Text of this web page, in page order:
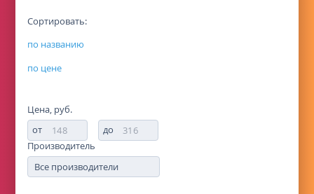
Сортировать:
по названию
по цене
Цена, руб.
от
до
Производитель
Все производители